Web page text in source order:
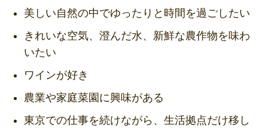
美しい自然の中でゆったりと時間を過ごしたい
きれいな空気、澄んだ水、新鮮な農作物を味わ
いたい
ワインが好き
農業や家庭菜園に興味がある
東京での仕事を続けながら、生活拠点だけ移し